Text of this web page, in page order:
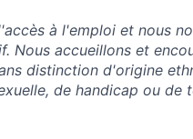
à l'emploi et nous
Nous accueillons et
distinction d'origine
de handicap ou de